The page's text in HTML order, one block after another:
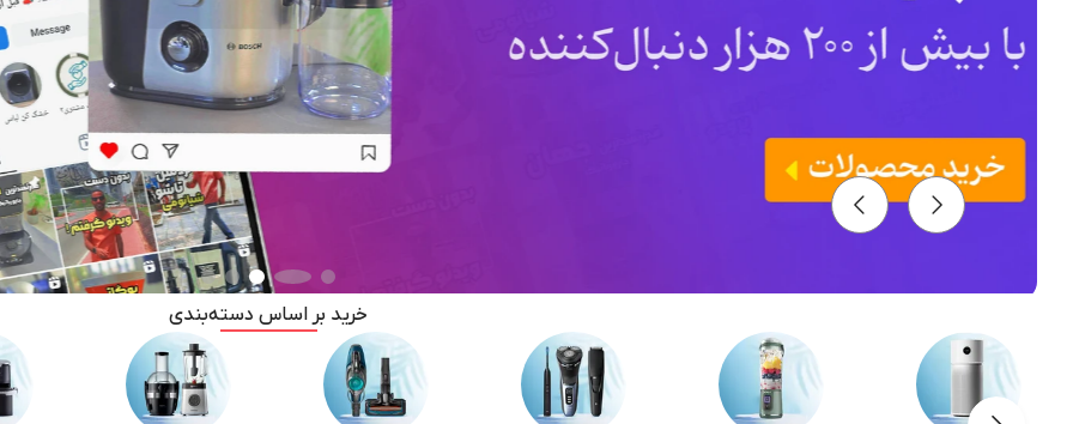
خرید بر اساس دسته‌بندی